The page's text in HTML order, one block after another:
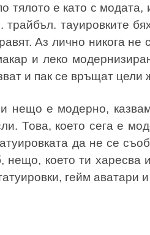
тялото е като с
тауировките
Аз лично никога
и леко
и пак се връщат цели
нещо е модерно,
Това, което сега е
да не се
нещо, което ти харесва
гейм аватари и